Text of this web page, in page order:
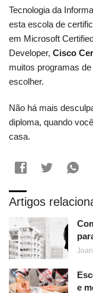
Tecnologia da
esta escola de
em Microsoft
Developer, Cisco
muitos programas
escolher.
Não há mais
diploma, quando
casa.
Artigos
e